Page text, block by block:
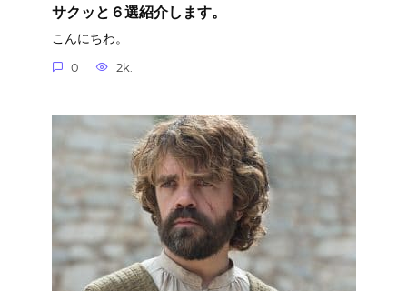
サクッと６選紹介します。
こんにちわ。
0 2k.